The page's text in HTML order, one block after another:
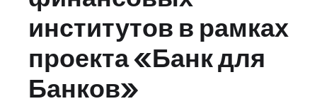
институтов в рамках
проекта «Банк для
Банков»